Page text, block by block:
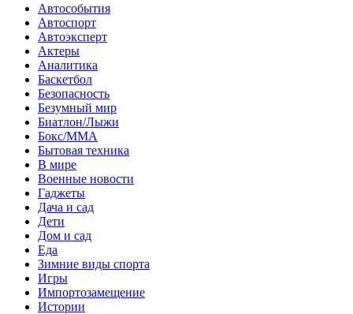
Автособытия
Автоспорт
Автоэксперт
Актеры
Аналитика
Баскетбол
Безопасность
Безумный мир
Биатлон/Лыжи
Бокс/MMA
Бытовая техника
В мире
Военные новости
Гаджеты
Дача и сад
Дети
Дом и сад
Еда
Зимние виды спорта
Игры
Импортозамещение
Истории